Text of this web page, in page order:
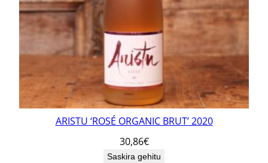
ARISTU ‘ROSÉ ORGANIC BRUT’ 2020
30,86€
Saskira gehitu